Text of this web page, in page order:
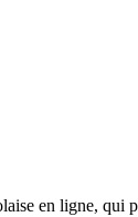
en ligne, qui